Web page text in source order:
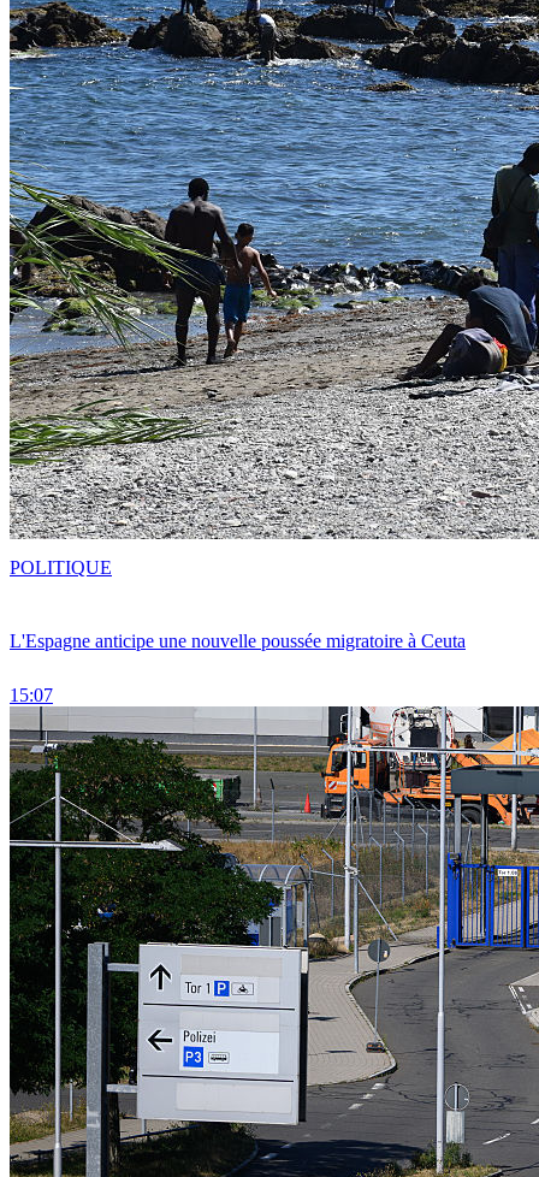
L'Espagne anticipe une nouvelle poussée migratoire à Ceuta
15:07
POLITIQUE